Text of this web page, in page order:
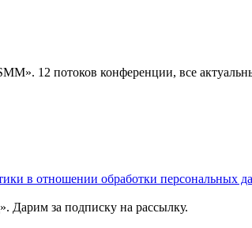
12 потоков конференции, все
в отношении обработки персональных
Дарим за подписку на рассылку.